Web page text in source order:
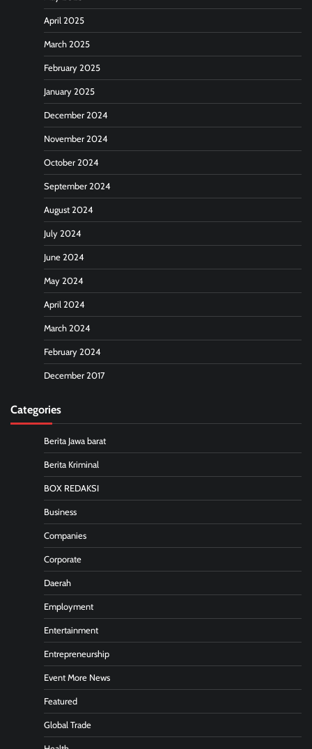
April 2025
March 2025
February 2025
January 2025
December 2024
November 2024
October 2024
September 2024
August 2024
July 2024
June 2024
May 2024
April 2024
March 2024
February 2024
December 2017
Categories
Berita Jawa barat
Berita Kriminal
BOX REDAKSI
Business
Companies
Corporate
Daerah
Employment
Entertainment
Entrepreneurship
Event More News
Featured
Global Trade